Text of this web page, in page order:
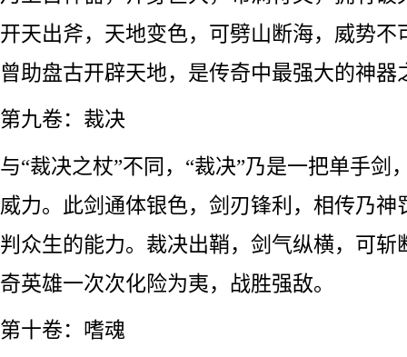
开天出斧，天地变色，可劈山断海，威势不
曾助盘古开辟天地，是传奇中最强大的神器
第九卷：裁决
与“裁决之杖”不同，“裁决”乃是一把单手剑
威力。此剑通体银色，剑刃锋利，相传乃神
判众生的能力。裁决出鞘，剑气纵横，可斩
奇英雄一次次化险为夷，战胜强敌。
第十卷：嗜魂